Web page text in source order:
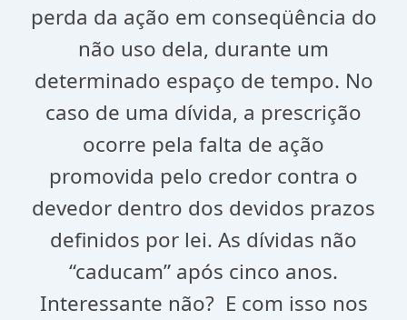
perda da ação em conseqüência do
não uso dela, durante um
determinado espaço de tempo. No
caso de uma dívida, a prescrição
ocorre pela falta de ação
promovida pelo credor contra o
devedor dentro dos devidos prazos
definidos por lei. As dívidas não
“caducam” após cinco anos.
Interessante não? E com isso nos